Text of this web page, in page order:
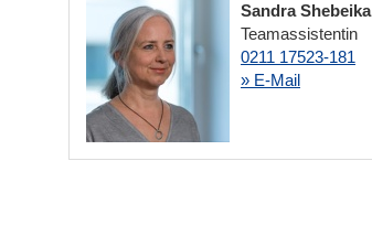
Sandra Shebeika
Teamassistentin
0211 17523-181
» E-Mail